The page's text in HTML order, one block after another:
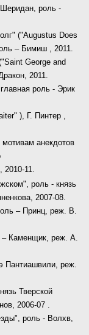
роль -
("Augustus Does
– Бимиш , 2011.
George and
2011.
роль - Эрик
), Г. Пинтер ,
анекдотов
2010-11.
роль - князь
2007-08.
– Принц, реж. В.
– Каменщик, реж. А.
Пантиашвили, реж.
Тверской
2006-07 .
роль - Волхв,